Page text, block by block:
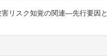
リスク知覚の関連―先行要因